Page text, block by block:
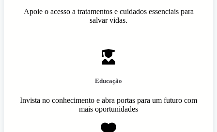
Apoie o acesso a tratamentos e cuidados essenciais para
salvar vidas.
Educação
Invista no conhecimento e abra portas para um futuro com
mais oportunidades